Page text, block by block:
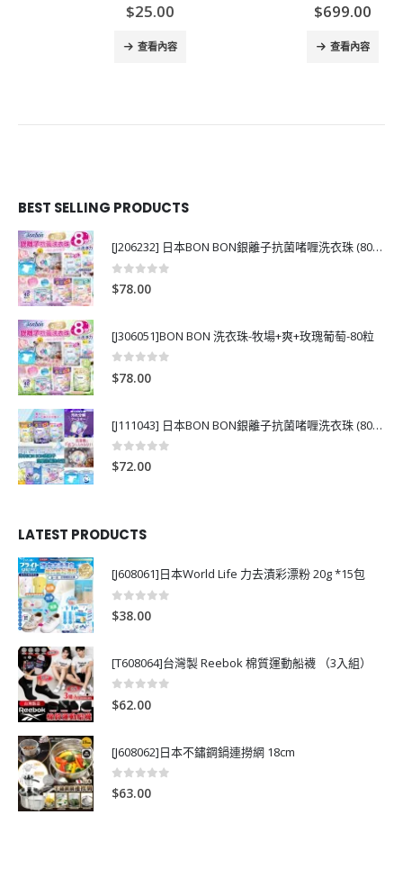
25.00
查看內容
699.00
查看內容
BEST SELLING PRODUCTS
[J206232] 日本BON BON銀離子抗菌啫喱洗衣珠 (80粒)
0
$78.00
[J306051]BON BON 洗衣珠-牧場+爽+玫瑰葡萄-80粒
0
$78.00
[J111043] 日本BON BON銀離子抗菌啫喱洗衣珠 (80粒)
0out of 5
$72.00
LATEST PRODUCTS
[J608061]日本World Life 力去漬彩漂粉 20g *15包
0
$38.00
[T608064]台灣製 Reebok 棉質運動船襪 （3入組）
0
$62.00
[J608062]日本不鏽鋼鍋連撈網 18cm
0 out of 5
$63.00